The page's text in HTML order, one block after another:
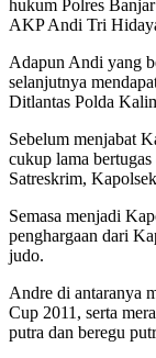
hukum Polres
AKP Andi Tri
Adapun Andi yang
selanjutnya
Ditlantas Polda
Sebelum menjabat
cukup lama
Satreskrim,
Semasa menjadi
penghargaan dari
judo.
Andre di antaranya
Cup 2011, serta
putra dan beregu